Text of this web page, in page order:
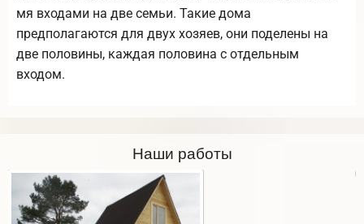
мя входами на две семьи. Такие дома
предполагаются для двух хозяев, они поделены на
две половины, каждая половина с отдельным
входом.
Наши работы